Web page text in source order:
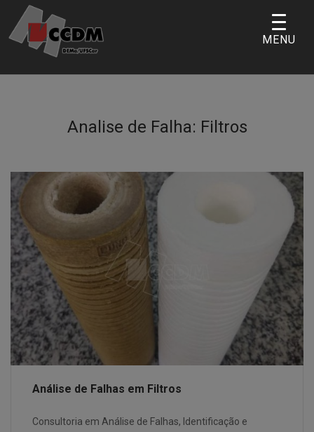
content
Analise de Falha: Filtros
Análise de Falhas em Filtros
Consultoria em Análise de Falhas, Identificação e
MENU